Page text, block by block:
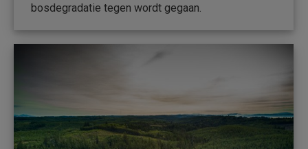
bosdegradatie tegen wordt gegaan.